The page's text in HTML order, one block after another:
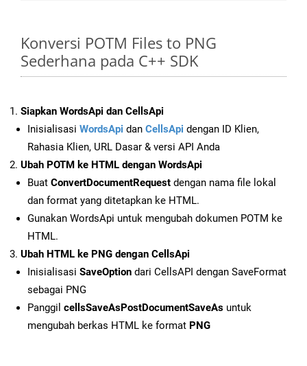
Konversi POTM Files to PNG
Sederhana pada C++ SDK
Siapkan WordsApi dan CellsApi
Inisialisasi WordsApi dan CellsApi dengan ID Klien,
Rahasia Klien, URL Dasar & versi API Anda
Ubah POTM ke HTML dengan WordsApi
Buat ConvertDocumentRequest dengan nama file lokal
dan format yang ditetapkan ke HTML.
Gunakan WordsApi untuk mengubah dokumen POTM ke
HTML.
Ubah HTML ke PNG dengan CellsApi
Inisialisasi SaveOption dari CellsAPI dengan SaveFormat
sebagai PNG
Panggil cellsSaveAsPostDocumentSaveAs untuk
mengubah berkas HTML ke format PNG